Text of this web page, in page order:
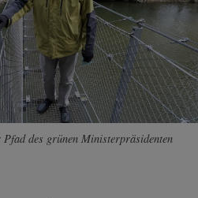
des grünen Ministerpräsidenten